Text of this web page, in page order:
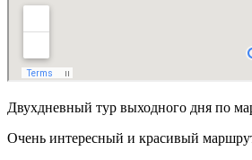
Двухдневный тур выходного дня по
Очень интересный и красивый